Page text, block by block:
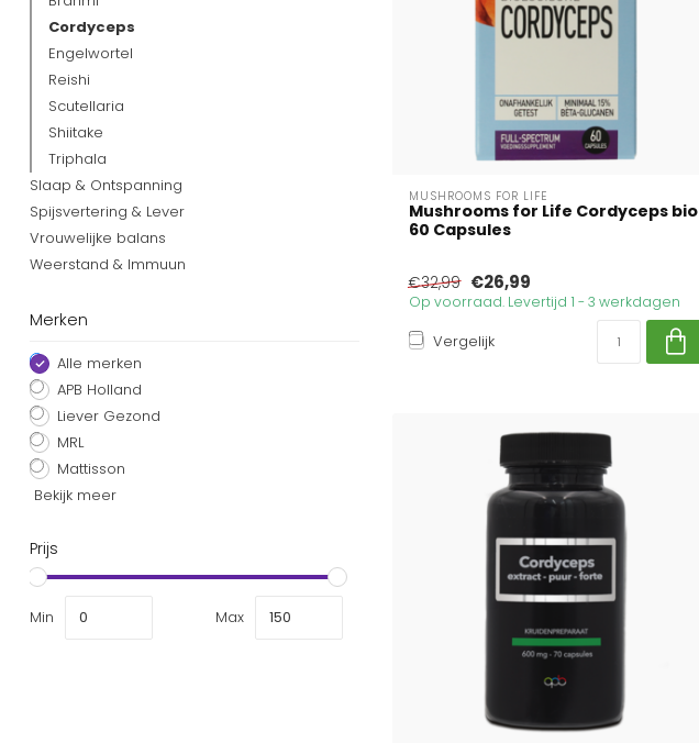
Cordyceps
Engelwortel
Reishi
Scutellaria
Shiitake
Triphala
Slaap & Ontspanning
Spijsvertering & Lever
Vrouwelijke balans
Weerstand & Immuun
Merken
Alle merken
APB Holland
Liever Gezond
MRL
Mattisson
Bekijk meer
Prijs
Min Max
MUSHROOMS FOR LIFE
Mushrooms for Life Cordyceps bio
60 Capsules
€32,99 €26,99
Op voorraad. Levertijd 1 - 3 werkdagen
Vergelijk